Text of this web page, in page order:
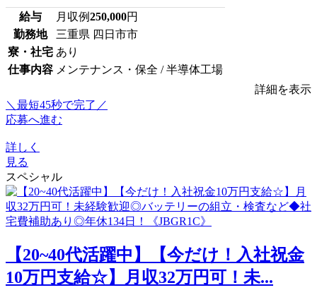
給与 月収例250,000円
勤務地
三重県 四日市市
寮・社宅 あり
仕事内容 メンテナンス・保全 / 半導体工場
詳細を表示
＼最短45秒で完了／
応募へ進む
詳しく
見る
スペシャル
【20~40代活躍中】【今だけ！入社祝金
10万円支給☆】月収32万円可！未...